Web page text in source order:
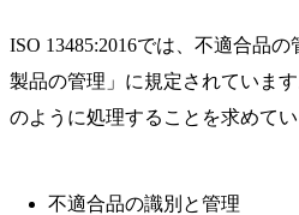
ISO 13485:2016では、不適合品
製品の管理」に規定されていま
のように処理することを求めてい
不適合品の識別と管理